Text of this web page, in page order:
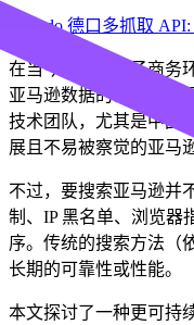
Decodo 德口多抓取
在当今的全球电子商务
亚马逊数据的访问都发
技术团队，尤其是中国
展且不易被察觉的亚马
不过，要搜索亚马逊并
制、IP 黑名单、浏览器
序。传统的搜索方法（
长期的可靠性或性能。
本文探讨了一种更可持